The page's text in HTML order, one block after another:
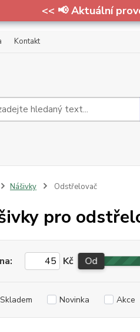
<< 📢 Aktuální
Kontakt
Nášivky Odstřelovač
pro
Kč Od
Skladem Novinka Akce